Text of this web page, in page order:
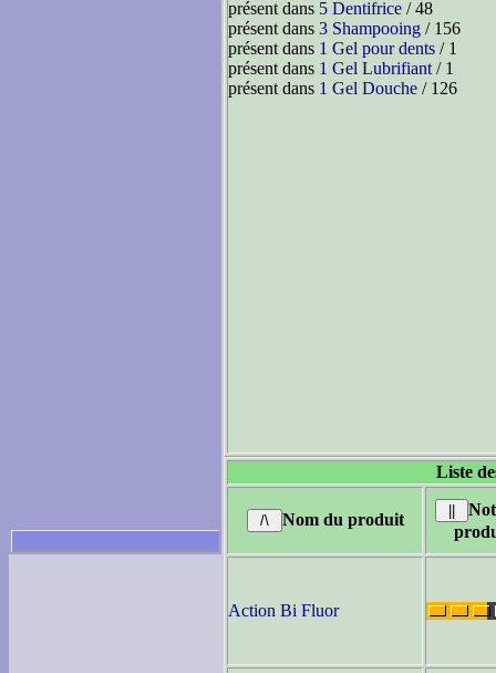
présent dans 5 Dentifrice / 48
présent dans 3 Shampooing / 156
présent dans 1 Gel pour dents / 1
présent dans 1 Gel Lubrifiant / 1
présent dans 1 Gel Douche / 126
Liste
Nom du produit
Action Bi Fluor